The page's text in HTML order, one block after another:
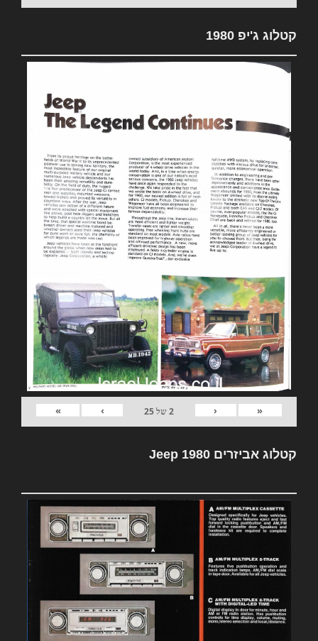
קטלוג ג'יפ 1980
«
‹
2של25
›
»
קטלוג אביזרים Jeep 1980